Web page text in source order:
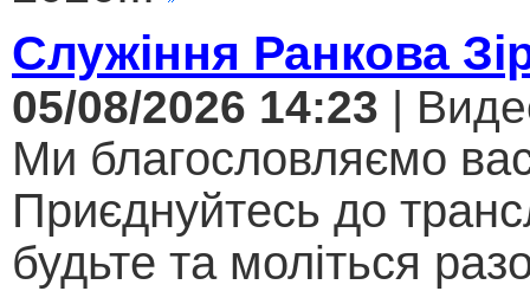
Служіння Ранкова
05/08/2026 14:23 |
Ми благословляємо
Приєднуйтесь до
будьте та моліться